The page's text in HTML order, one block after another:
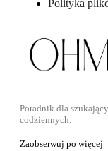
Polityka
Poradnik dla
codziennych.
Zaobserwuj po więcej